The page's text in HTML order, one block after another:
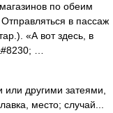
по обеим
в пассаж
«А вот здесь, в
…
другими затеями,
место; случай...